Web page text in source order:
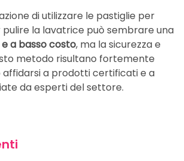
di utilizzare le pastiglie per
la lavatrice può sembrare una
a basso costo, ma la sicurezza e
metodo risultano fortemente
affidarsi a prodotti certificati e a
da esperti del settore.